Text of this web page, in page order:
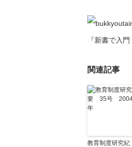
『新書で入
関連記事
教育制度研究紀